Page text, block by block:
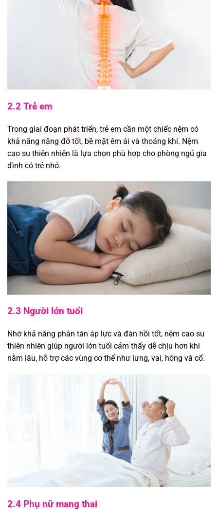
2.2 Trẻ em
Trong giai đoạn phát triển, trẻ em cần một chiếc nệm có
khả năng nâng đỡ tốt, bề mặt êm ái và thoáng khí. Nệm
cao su thiên nhiên là lựa chọn phù hợp cho phòng ngủ gia
đình có trẻ nhỏ.
2.3 Người lớn tuổi
Nhờ khả năng phân tán áp lực và đàn hồi tốt, nệm cao su
thiên nhiên giúp người lớn tuổi cảm thấy dễ chịu hơn khi
nằm lâu, hỗ trợ các vùng cơ thể như lưng, vai, hông và cổ.
2.4 Phụ nữ mang thai